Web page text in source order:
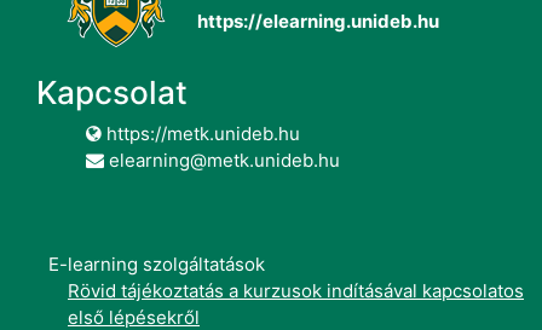
https://elearning.unideb.hu
Kapcsolat
https://metk.unideb.hu
elearning@metk.unideb.hu
E-learning szolgáltatások
Rövid tájékoztatás a kurzusok indításával kapcsolatos
első lépésekről